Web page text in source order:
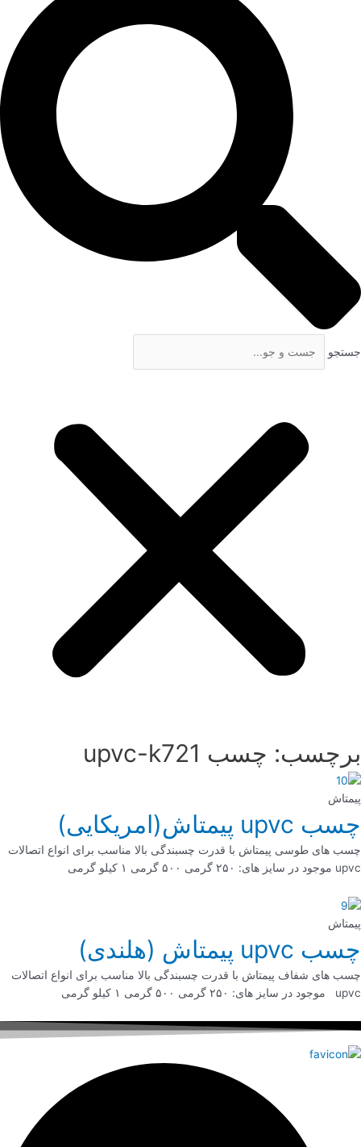
جستجو
برچسب: چسب upvc-k721
پیمتاش
چسب upvc پیمتاش(امریکایی)
چسب های طوسی پیمتاش با قدرت چسبندگی بالا مناسب برای انواع اتصالات
upvc موجود در سایز های: ۲۵۰ گرمی ۵۰۰ گرمی ۱ کیلو گرمی
پیمتاش
چسب upvc پیمتاش (هلندی)
چسب های شفاف پیمتاش با قدرت چسبندگی بالا مناسب برای انواع اتصالات
upvc موجود در سایز های: ۲۵۰ گرمی ۵۰۰ گرمی ۱ کیلو گرمی